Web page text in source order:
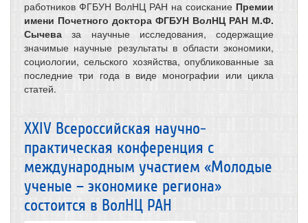
работников ФГБУН ВолНЦ РАН на соискание Премии
имени Почетного доктора ФГБУН ВолНЦ РАН М.Ф.
Сычева за научные исследования, содержащие
значимые научные результаты в области экономики,
социологии, сельского хозяйства, опубликованные за
последние три года в виде монографии или цикла
статей.
ХХIV Всероссийская научно-
практическая конференция с
международным участием «Молодые
ученые – экономике региона»
состоится в ВолНЦ РАН